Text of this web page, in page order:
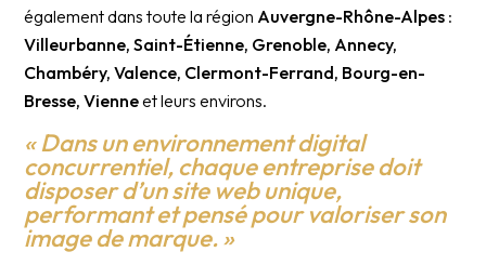
également dans toute la région Auvergne-Rhône-Alpes :
Villeurbanne, Saint-Étienne, Grenoble, Annecy,
Chambéry, Valence, Clermont-Ferrand, Bourg-en-
Bresse, Vienneet leurs environs.
« Dans un environnement digital
concurrentiel, chaque entreprise doit
disposer d’un site web unique,
performant et pensé pour valoriser son
image de marque. »